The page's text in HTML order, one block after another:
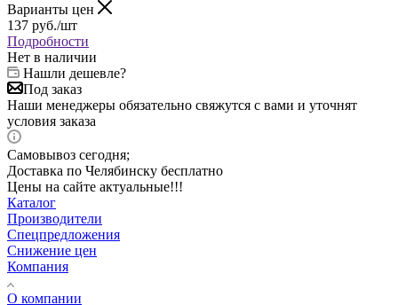
Варианты цен
137 руб./шт
Подробности
Нет в наличии
Нашли дешевле?
Под заказ
Наши менеджеры обязательно свяжутся с вами и уточнят
условия заказа
Самовывоз сегодня;
Доставка по Челябинску бесплатно
Цены на сайте актуальные!!!
Каталог
Производители
Спецпредложения
Снижение цен
Компания
О компании